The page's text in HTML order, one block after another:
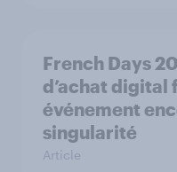
French Days
d’achat digital
événement
singularité
Article